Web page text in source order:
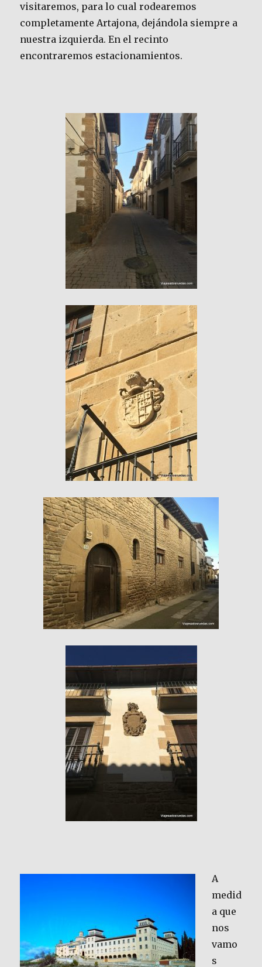
visitaremos, para lo cual rodearemos
completamente Artajona, dejándola siempre a
nuestra izquierda. En el recinto
encontraremos estacionamientos.
A
medid
a que
nos
vamo
s